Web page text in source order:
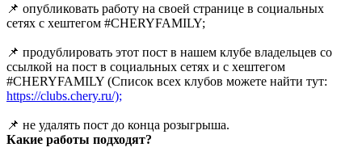
📌 опубликовать работу на своей странице в социальных
сетях с хештегом #CHERYFAMILY;
📌 продублировать этот пост в нашем клубе владельцев со
ссылкой на пост в социальных сетях и с хештегом
#CHERYFAMILY (Список всех клубов можете найти тут:
https://clubs.chery.ru/);
📌 не удалять пост до конца розыгрыша.
Какие работы подходят?